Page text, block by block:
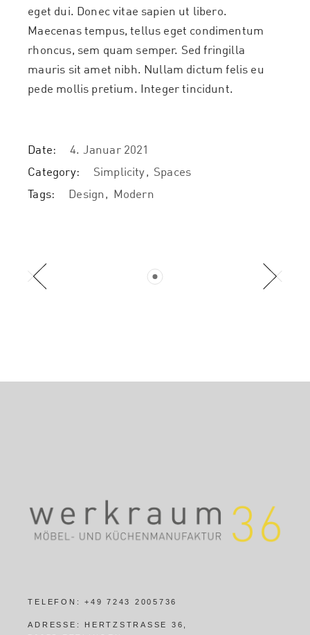
eget dui. Donec vitae sapien ut libero.
Maecenas tempus, tellus eget condimentum
rhoncus, sem quam semper. Sed fringilla
mauris sit amet nibh. Nullam dictum felis eu
pede mollis pretium. Integer tincidunt.
Date:
4. Januar 2021
Category:
Simplicity Spaces
Tags:
Design Modern
TELEFON:+49 7243 2005736
ADRESSE:
HERTZSTRASSE 36,